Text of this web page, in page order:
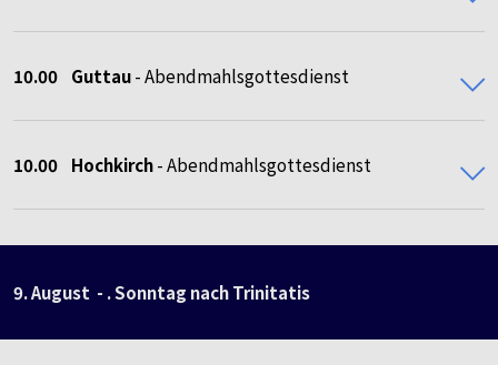
10.00 Guttau- Abendmahlsgottesdienst
10.00 Hochkirch- Abendmahlsgottesdienst
9. August - . Sonntag nach Trinitatis